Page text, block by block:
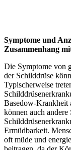
Symptome und
Zusammenhang
Die Symptome von
der Schilddrüse
Typischerweise
Basedow-Krankheit
können auch
Ermüdbarkeit.
oft müde und